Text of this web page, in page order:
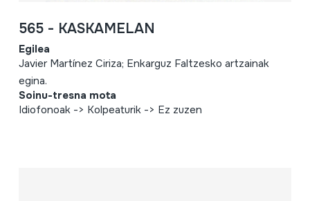
565 - KASKAMELAN
Egilea
Javier Martínez Ciriza; Enkarguz Faltzesko artzainak
egina.
Soinu-tresna mota
Idiofonoak -> Kolpeaturik -> Ez zuzen